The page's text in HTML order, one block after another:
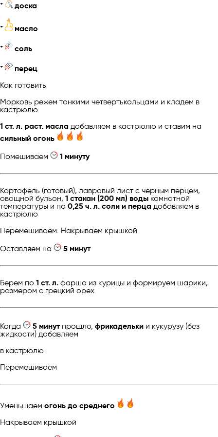
*
доска
* масло
* соль
*
перец
Как готовить
Морковь режем тонкими четвертькольцами и кладем в
кастрюлю
1 ст. л. раст. масла добавляем в кастрюлю и ставим на
сильный огонь
Помешиваем
1 минуту
Картофель (готовый), лавровый лист с черным перцем,
овощной бульон, 1 стакан (200 мл) воды комнатной
температуры и по 0,25 ч. л. соли и перца добавляем в
кастрюлю
Перемешиваем. Накрываем крышкой
Оставляем на
5 минут
Берем по 1 ст. л. фарша из курицы и формируем шарики,
размером с грецкий орех
Когда 5 минутпрошло, фрикадельки и кукурузу (без
жидкости) добавляем
в кастрюлю
Перемешиваем
Уменьшаем огонь до среднего
Накрываем крышкой